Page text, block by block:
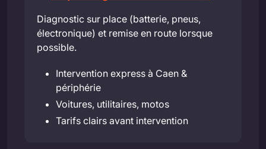
Diagnostic sur place (batterie, pneus,
électronique) et remise en route lorsque
possible.
Intervention express à Caen &
périphérie
Voitures, utilitaires, motos
Tarifs clairs avant intervention